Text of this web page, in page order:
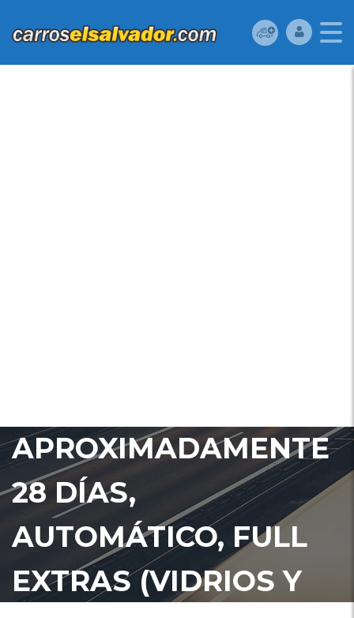
APROXIMADAMENTE
28 DÍAS,
AUTOMÁTICO, FULL
EXTRAS (VIDRIOS Y